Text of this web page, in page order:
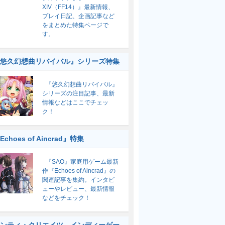
XIV（FF14）』最新情報、
プレイ日記、企画記事など
をまとめた特集ページで
す。
久幻想曲リバイバル』シリーズ特集
『悠久幻想曲リバイバル』
シリーズの注目記事、最新
情報などはここでチェッ
ク！
of Aincrad』特集
『SAO』家庭用ゲーム最新
作『Echoes of Aincrad』の
関連記事を集約。インタビ
ューやレビュー、最新情報
などをチェック！